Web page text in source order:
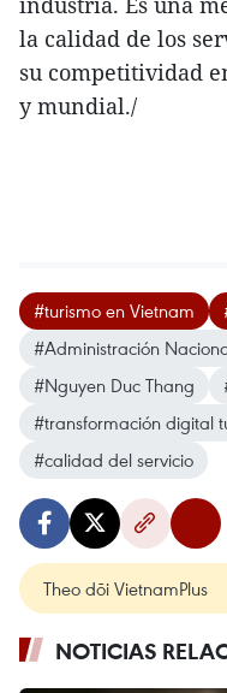
la calidad de los
su competitividad
y mundial./
#turismo en Vietnam
#Administración
#Nguyen Duc Thang
#transformación digital
#calidad del servicio
Theo dõi VietnamPlus
NOTICIAS